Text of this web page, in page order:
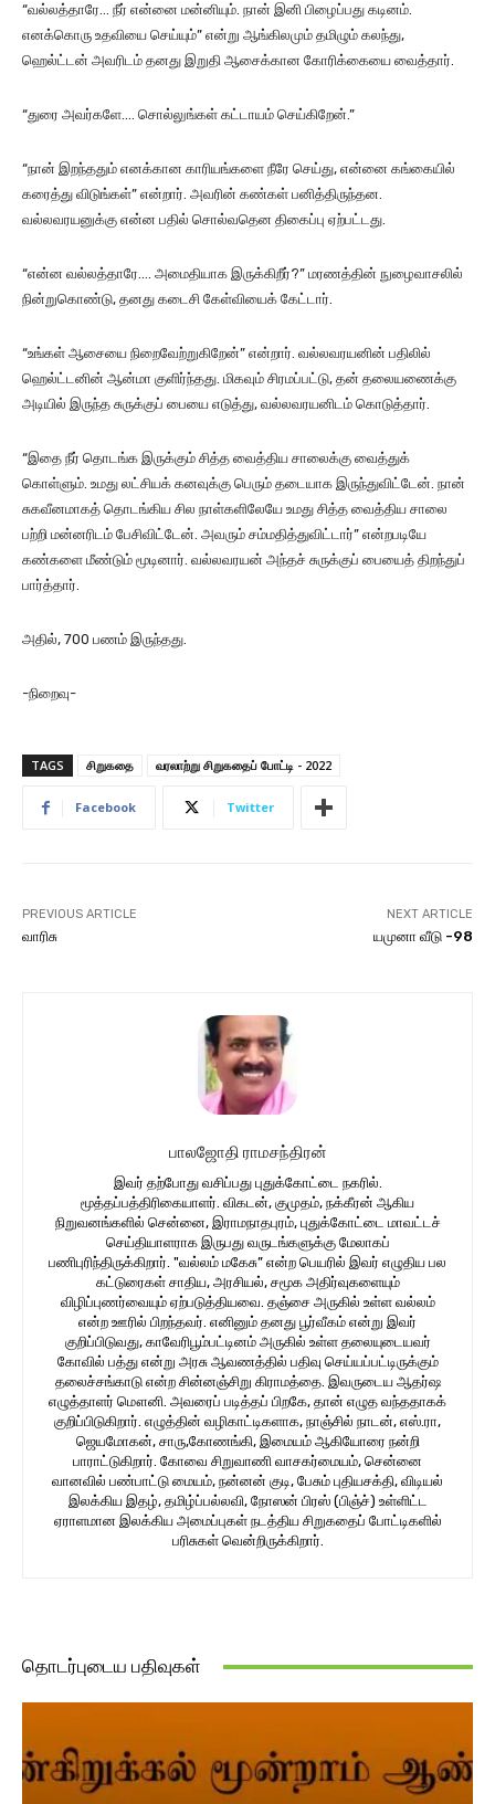
“வல்லத்தாரே… நீர் என்னை மன்னியும். நான் இனி பிழைப்பது கடினம்.
எனக்கொரு உதவியை செய்யும்” என்று ஆங்கிலமும் தமிழும் கலந்து,
ஹெல்ட்டன் அவரிடம் தனது இறுதி ஆசைக்கான கோரிக்கையை வைத்தார்.
“துரை அவர்களே…. சொல்லுங்கள் கட்டாயம் செய்கிறேன்.”
“நான் இறந்ததும் எனக்கான காரியங்களை நீரே செய்து, என்னை கங்கையில்
கரைத்து விடுங்கள்” என்றார். அவரின் கண்கள் பனித்திருந்தன.
வல்லவரயனுக்கு என்ன பதில் சொல்வதென திகைப்பு ஏற்பட்டது.
“என்ன வல்லத்தாரே…. அமைதியாக இருக்கிறீர்?” மரணத்தின் நுழைவாசலில்
நின்றுகொண்டு, தனது கடைசி கேள்வியைக் கேட்டார்.
“உங்கள் ஆசையை நிறைவேற்றுகிறேன்” என்றார். வல்லவரயனின் பதிலில்
ஹெல்ட்டனின் ஆன்மா குளிர்ந்தது. மிகவும் சிரமப்பட்டு, தன் தலையணைக்கு
அடியில் இருந்த சுருக்குப் பையை எடுத்து, வல்லவரயனிடம் கொடுத்தார்.
“இதை நீர் தொடங்க இருக்கும் சித்த வைத்திய சாலைக்கு வைத்துக்
கொள்ளும். உமது லட்சியக் கனவுக்கு பெரும் தடையாக இருந்துவிட்டேன். நான்
சுகவீனமாகத் தொடங்கிய சில நாள்களிலேயே உமது சித்த வைத்திய சாலை
பற்றி மன்னரிடம் பேசிவிட்டேன். அவரும் சம்மதித்துவிட்டார்” என்றபடியே
கண்களை மீண்டும் மூடினார். வல்லவரயன் அந்தச் சுருக்குப் பையைத் திறந்துப்
பார்த்தார்.
அதில், 700 பணம் இருந்தது.
-நிறைவு-
TAGS சிறுகதை வரலாற்று சிறுகதைப் போட்டி - 2022
Facebook Twitter
PREVIOUS ARTICLE
வாரிசு
NEXT ARTICLE
யமுனா வீடு -98
பாலஜோதி ராமசந்திரன்
இவர் தற்போது வசிப்பது புதுக்கோட்டை நகரில்.
மூத்தப்பத்திரிகையாளர். விகடன், குமுதம், நக்கீரன் ஆகிய
நிறுவனங்களில் சென்னை, இராமநாதபுரம், புதுக்கோட்டை மாவட்டச்
செய்தியாளராக இருபது வருடங்களுக்கு மேலாகப்
பணிபுரிந்திருக்கிறார். "வல்லம் மகேசு” என்ற பெயரில் இவர் எழுதிய பல
கட்டுரைகள் சாதிய, அரசியல், சமூக அதிர்வுகளையும்
விழிப்புணர்வையும் ஏற்படுத்தியவை. தஞ்சை அருகில் உள்ள வல்லம்
என்ற ஊரில் பிறந்தவர். எனினும் தனது பூர்வீகம் என்று இவர்
குறிப்பிடுவது, காவேரிபூம்பட்டினம் அருகில் உள்ள தலையுடையவர்
கோவில் பத்து என்று அரசு ஆவணத்தில் பதிவு செய்யப்பட்டிருக்கும்
தலைச்சங்காடு என்ற சின்னஞ்சிறு கிராமத்தை. இவருடைய ஆதர்ஷ
எழுத்தாளர் மௌனி. அவரைப் படித்தப் பிறகே, தான் எழுத வந்ததாகக்
குறிப்பிடுகிறார். எழுத்தின் வழிகாட்டிகளாக, நாஞ்சில் நாடன், எஸ்.ரா,
ஜெயமோகன், சாரு,கோணங்கி, இமையம் ஆகியோரை நன்றி
பாராட்டுகிறார். கோவை சிறுவாணி வாசகர்மையம், சென்னை
வானவில் பண்பாட்டு மையம், நன்னன் குடி, பேசும் புதியசக்தி, விடியல்
இலக்கிய இதழ், தமிழ்ப்பல்லவி, நோஸன் பிரஸ் (பிஞ்ச்) உள்ளிட்ட
ஏராளமான இலக்கிய அமைப்புகள் நடத்திய சிறுகதைப் போட்டிகளில்
பரிசுகள் வென்றிருக்கிறார்.
தொடர்புடைய பதிவுகள்